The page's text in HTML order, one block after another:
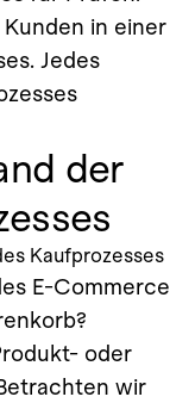
in einer
Jedes
der
E-Commerce
oder
wir